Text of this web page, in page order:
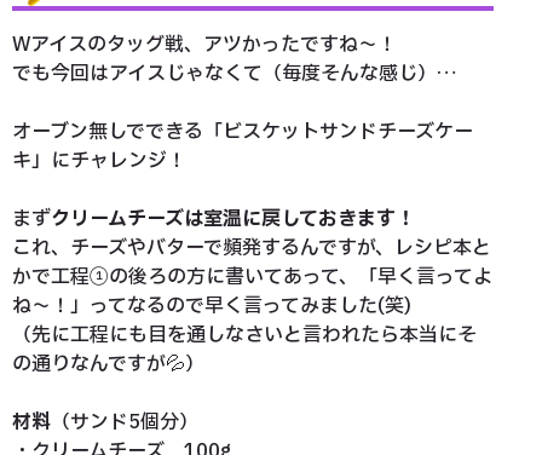
Wアイスのタッグ戦、アツかったですね～！
でも今回はアイスじゃなくて（毎度そんな感じ）…
オーブン無しでできる「ビスケットサンドチーズケー
キ」にチャレンジ！
まずクリームチーズは室温に戻しておきます！
これ、チーズやバターで頻発するんですが、レシピ本と
かで工程①の後ろの方に書いてあって、「早く言ってよ
ね～！」ってなるので早く言ってみました(笑)
（先に工程にも目を通しなさいと言われたら本当にそ
の通りなんですが💦）
材料 （サンド5個分）